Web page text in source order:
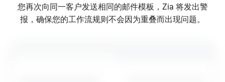
您再次向同一客户发送相同的邮件模板，Zia 将发出警
报，确保您的工作流规则不会因为重叠而出现问题。